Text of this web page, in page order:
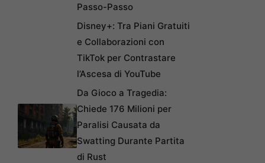
Passo-Passo
Disney+: Tra Piani Gratuiti
e Collaborazioni con
TikTok per Contrastare
l’Ascesa di YouTube
Da Gioco a Tragedia:
Chiede 176 Milioni per
Paralisi Causata da
Swatting Durante Partita
di Rust